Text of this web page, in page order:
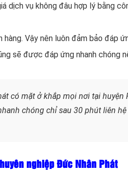
vụ không đâu hợp lý bằng
Vậy nên luôn đảm bảo đáp
sẽ được đáp ứng nhanh chóng
có mặt ở khắp mọi nơi tại huyện
chóng chỉ sau 30 phút liên
nghiệp Đức Nhân Phát